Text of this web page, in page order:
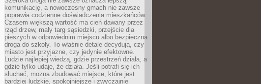
komunikację, a nowoczesny gmach nie zawsze
poprawia codzienne doświadczenia mieszkańców.
Czasem większą wartość ma cień dawany przez
rząd drzew, mały targ sąsiedzki, przejście dla
pieszych w odpowiednim miejscu albo bezpieczna
droga do szkoły. To właśnie detale decydują, czy
miasto jest przyjazne, czy jedynie efektowne.
Ludzie najlepiej wiedzą, gdzie przestrzeń działa, a
gdzie tylko udaje, że działa. Jeśli potrafi się ich
słuchać, można zbudować miejsce, które jest
bardziej ludzkie, spokojniejsze i zwyczajnie